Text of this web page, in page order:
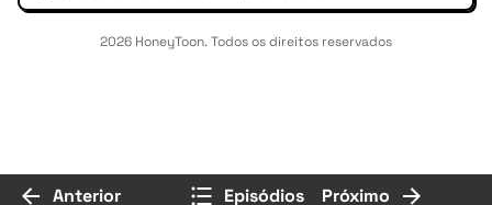
2026 HoneyToon. Todos os direitos reservados
Anterior Episódios Próximo